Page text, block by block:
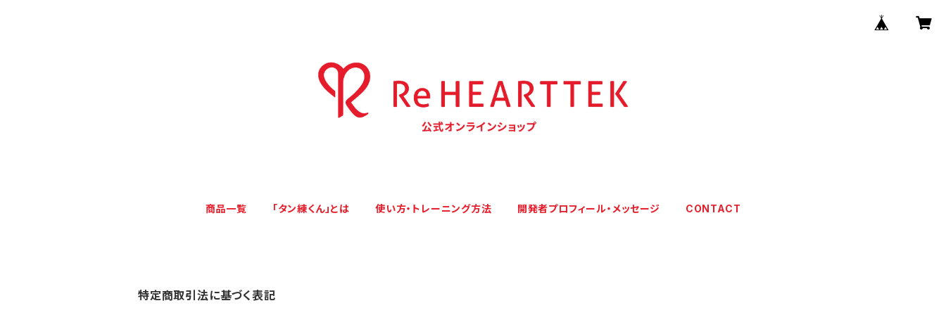
商品一覧 「タン練くん」とは 使い方・トレーニング方法 開発者プロフィール・メッセージ CONTACT
特定商取引法に基づく表記